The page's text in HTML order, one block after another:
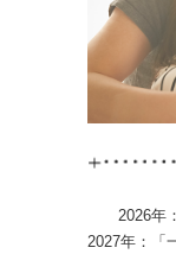
2026年
2027年：「